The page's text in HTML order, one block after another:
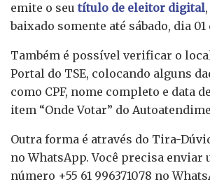
emite o seutítulo de eleitor digital
baixado somente até sábado, dia 01
Também é possível verificar o
Portal do TSE, colocando alguns
como CPF, nome completo e data
item “Onde Votar” do
Outra forma é através do Tira-
no WhatsApp. Você precisa enviar
número +55 61 996371078 no